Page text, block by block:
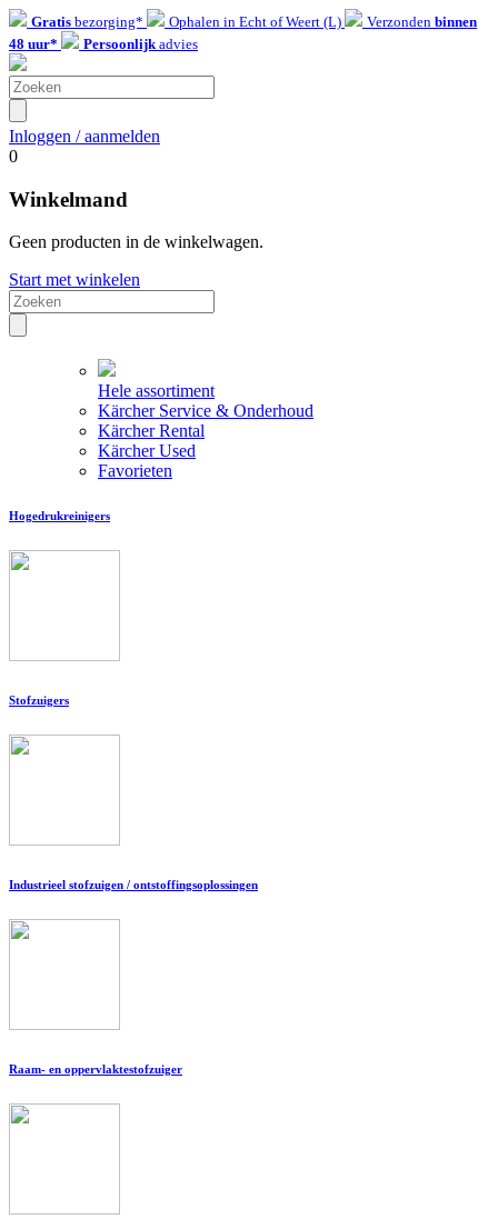
Gratis bezorging* Ophalen in Echt of Weert (L) Verzonden binnen
48 uur*
Persoonlijkadvies
Inloggen / aanmelden
0
Winkelmand
Geen producten in de winkelwagen.
Start met winkelen
Hele assortiment
Kärcher Service & Onderhoud
Kärcher Rental
Kärcher Used
Favorieten
Hogedrukreinigers
Stofzuigers
Industrieel stofzuigen / ontstoffingsoplossingen
Raam- en oppervlaktestofzuiger